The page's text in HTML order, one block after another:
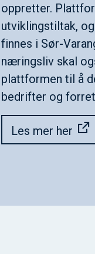
oppretter.
utviklingstiltak,
finnes i Sør-
næringsliv skal
plattformen til å
bedrifter og
Les mer her